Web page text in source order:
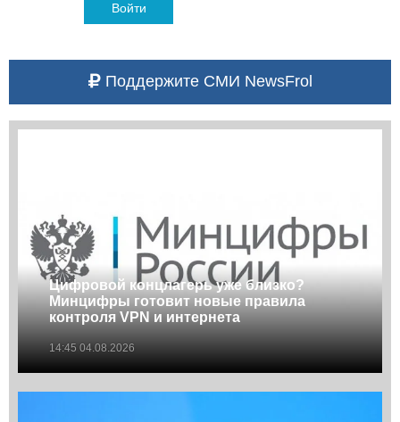
Войти
Поддержите СМИ NewsFrol
Цифровой концлагерь уже близко?
Минцифры готовит новые правила
контроля VPN и интернета
14:45 04.08.2026